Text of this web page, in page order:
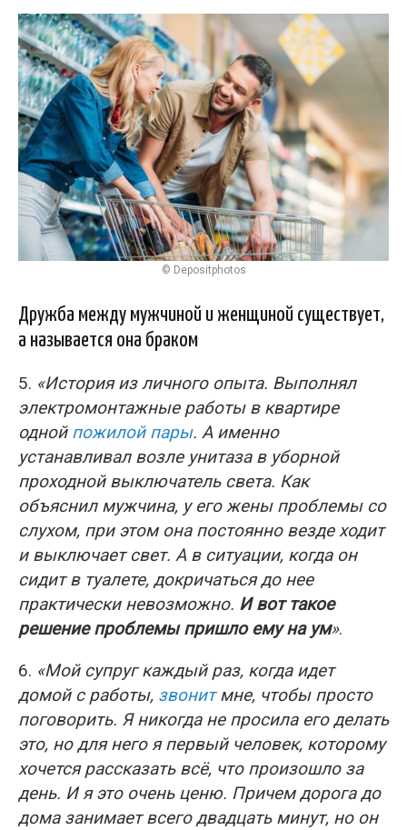
© Depositphotos
Дружба между мужчиной и женщиной существует,
а называется она браком
5. «История из личного опыта. Выполнял
электромонтажные работы в квартире
одной пожилой пары. А именно
устанавливал возле унитаза в уборной
проходной выключатель света. Как
объяснил мужчина, у его жены проблемы со
слухом, при этом она постоянно везде ходит
и выключает свет. А в ситуации, когда он
сидит в туалете, докричаться до нее
практически невозможно. И вот такое
решение проблемы пришло ему на ум».
6. «Мой супруг каждый раз, когда идет
домой с работы, звонитмне, чтобы просто
поговорить. Я никогда не просила его делать
это, но для него я первый человек, которому
хочется рассказать всё, что произошло за
день. И я это очень ценю. Причем дорога до
дома занимает всего двадцать минут, но он